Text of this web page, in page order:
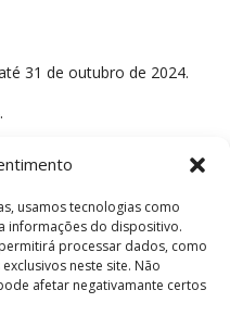
usamos tecnologias como
informações do dispositivo.
processar dados, como
neste site. Não
afetar negativamante certos
31 de outubro de 2024.
elaborar uma